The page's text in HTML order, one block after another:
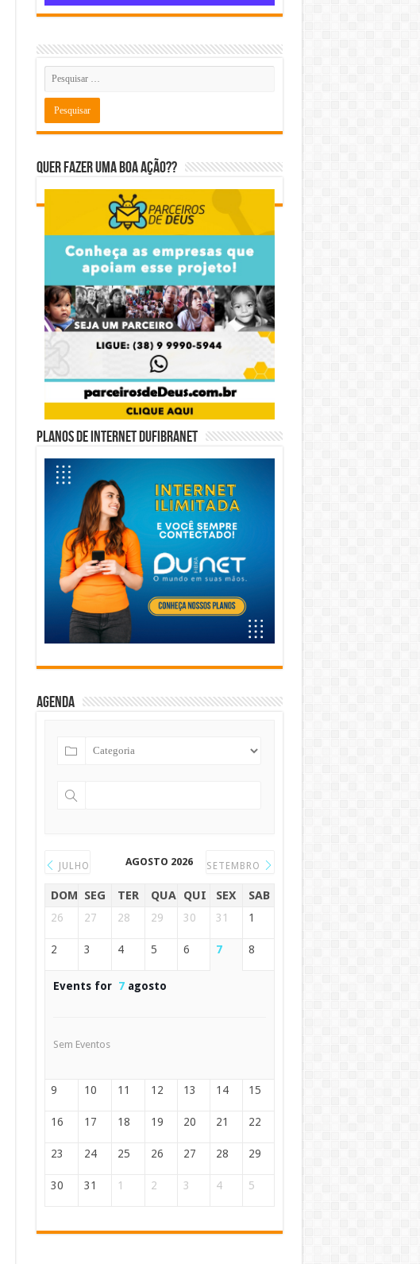
Quer fazer uma boa ação??
Planos de internet DUFIBRANET
Agenda
JULHO AGOSTO 2026 SETEMBRO
DOM SEG TER QUA QUI SEX SAB
26 27 28 29 30 31 1
2 3 4 5 6 7 8
Events for 7agosto
Sem Eventos
9 10 11 12 13 14 15
16 17 18 19 20 21 22
23 24 25 26 27 28 29
30 31 1 2 3 4 5